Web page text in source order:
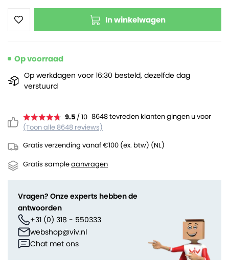
In winkelwagen
9.5 / 10 8648 tevreden klanten gingen u voor
(Toon alle 8648 reviews)
Gratis verzending vanaf €100 (ex. btw) (NL)
Gratis sampleaanvragen
Op voorraad
Op werkdagen voor 16:30 besteld, dezelfde dag
verstuurd
Vragen? Onze experts hebben de
antwoorden
+31 (0) 318 - 550333
webshop@viv.nl
Chat met ons